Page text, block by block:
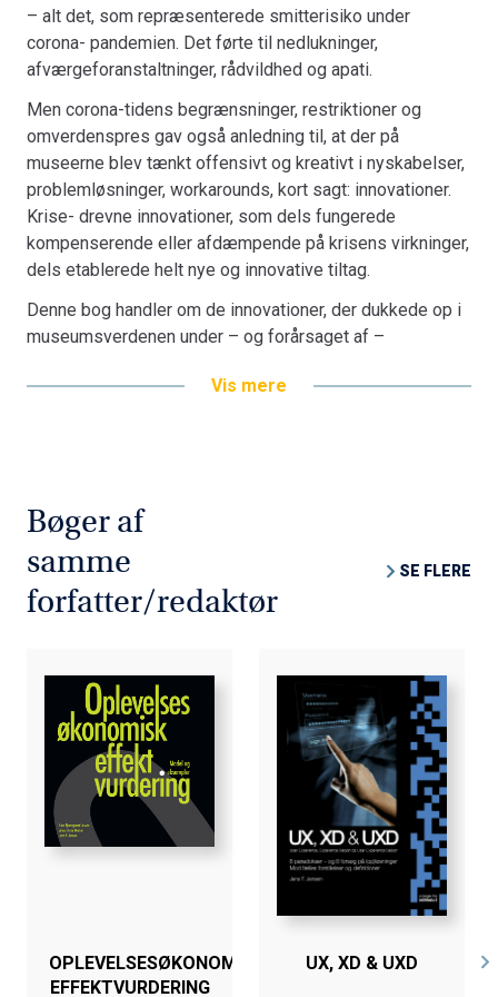
– alt det, som repræsenterede smitterisiko under
corona- pandemien. Det førte til nedlukninger,
afværgeforanstaltninger, rådvildhed og apati.
Men corona-tidens begrænsninger, restriktioner og
omverdenspres gav også anledning til, at der på
museerne blev tænkt offensivt og kreativt i nyskabelser,
problemløsninger, workarounds, kort sagt: innovationer.
Krise- drevne innovationer, som dels fungerede
kompenserende eller afdæmpende på krisens virkninger,
dels etablerede helt nye og innovative tiltag.
Denne bog handler om de innovationer, der dukkede op i
museumsverdenen under – og forårsaget af –
udvalgte casestudier samt en række sidecases, som
beskrivelse af komplekset mellem coronakrise, museer
Vis mere
Bøger af
samme
forfatter/redaktør
SE FLERE
OPLEVELSESØKONOMISK
EFFEKTVURDERING
UX, XD & UXD